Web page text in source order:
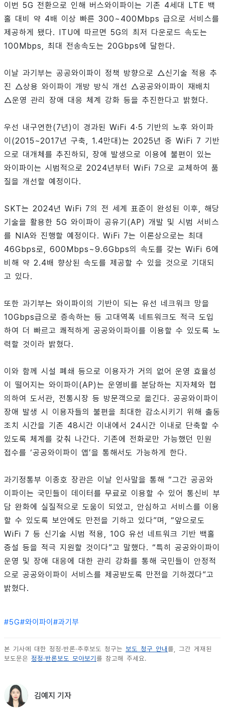
이번 5G 전환으로 인해 버스와이파이는 기존 4세대 LTE 백
홀 대비 약 4배 이상 빠른 300~400Mbps 급으로 서비스를
제공하게 됐다. ITU에 따르면 5G의 최저 다운로드 속도는
100Mbps, 최대 전송속도는 20Gbps에 달한다.
이날 과기부는 공공와이파이 정책 방향으로 △신기술 적용 추
진 △상용 와이파이 개방 방식 개선 △공공와이파이 재배치
△운영 관리 장애 대응 체계 강화 등을 추진한다고 밝혔다.
우선 내구연한(7년)이 경과된 WiFi 4·5 기반의 노후 와이파
이(2015~2017년 구축, 1.4만대)는 2025년 중 WiFi 7 기반
으로 대개체를 추진하되, 장애 발생으로 이용에 불편이 있는
와이파이는 시범적으로 2024년부터 WiFi 7으로 교체하여 품
질을 개선할 예정이다.
SKT는 2024년 WiFi 7의 전 세계 표준이 완성된 이후, 해당
기술을 활용한 5G 와이파이 공유기(AP) 개발 및 시범 서비스
를 NIA와 진행할 예정이다. WiFi 7는 이론상으로는 최대
46Gbps로, 600Mbps~9.6Gbps의 속도를 갖는 WiFi 6에
비해 약 2.4배 향상된 속도를 제공할 수 있을 것으로 기대되
고 있다.
또한 과기부는 와이파이의 기반이 되는 유선 네크워크 망을
10Gbps급으로 증속하는 등 고대역폭 네트워크도 적극 도입
하여 더 빠르고 쾌적하게 공공와이파이를 이용할 수 있도록 노
력할 것이라 밝혔다.
이와 함께 시설 폐쇄 등으로 이용자가 거의 없어 운영 효율성
이 떨어지는 와이파이(AP)는 운영비를 분담하는 지자체와 협
의하여 도서관, 전통시장 등 방문객으로 옮긴다. 공공와이파이
장애 발생 시 이용자들의 불편을 최대한 감소시키기 위해 출동
조치 시간을 기존 48시간 이내에서 24시간 이내로 단축할 수
있도록 체계를 갖춰 나간다. 기존에 전화로만 가능했던 민원
접수를 ‘공공와이파이 앱’을 통해서도 가능하게 한다.
과기정통부 이종호 장관은 이날 인사말을 통해 “그간 공공와
이파이는 국민들이 데이터를 무료로 이용할 수 있어 통신비 부
담 완화에 실질적으로 도움이 되었고, 안심하고 서비스를 이용
할 수 있도록 보안에도 만전을 기하고 있다”며, “앞으로도
WiFi 7 등 신기술 시범 적용, 10G 유선 네트워크 기반 백홀
증설 등을 적극 지원할 것이다”고 말했다. “특히 공공와이파이
운영 및 장애 대응에 대한 관리 강화를 통해 국민들이 안정적
으로 공공와이파이 서비스를 제공받도록 만전을 기하겠다”고
밝혔다.
#5G#와이파이 #과기부
본 기사에 대한 정정·반론·추후보도 청구는 보도 청구 안내 를, 그간 게재된
보도문은 정정·반론보도 모아보기 를 참고해 주세요.
김예지 기자